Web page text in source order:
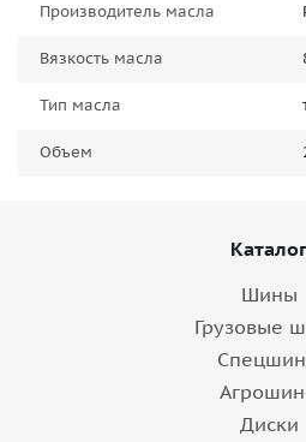
Производитель масла
Вязкость масла
Тип масла
Объем
Каталог
Шины
Грузовые
Диски